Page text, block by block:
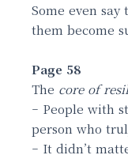
Some even
them become
Page 58
The core of
– People with
person who
– It didn’t